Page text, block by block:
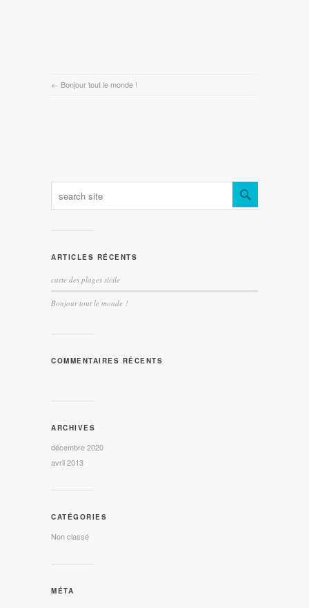
← Bonjour tout le monde !
ARTICLES RÉCENTS
carte des plages sicile
Bonjour tout le monde !
COMMENTAIRES RÉCENTS
ARCHIVES
décembre 2020
avril 2013
CATÉGORIES
Non classé
MÉTA